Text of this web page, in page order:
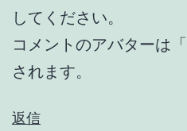
してください。
コメントのアバターは「
されます。
返信